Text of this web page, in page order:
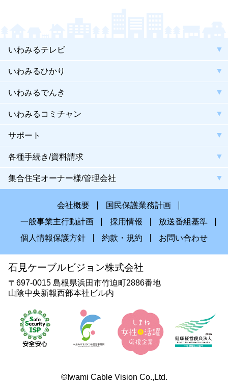
いわみるテレビ
いわみるひかり
いわみるでんき
いわみるコミチャン
サポート
各種手続き/資料請求
集合住宅オーナー様/管理会社
会社概要
国民保護業務計画
一般事業主行動計画
採用情報
放送番組基準
個人情報保護方針
約款・規約 お問い合わせ
石見ケーブルビジョン株式会社
〒697-0015 島根県浜田市竹迫町2886番地
山陰中央新報西部本社ビル内
©Iwami Cable Vision Co.,Ltd.